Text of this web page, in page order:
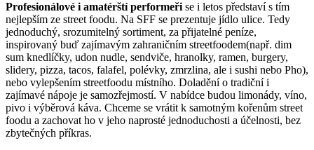
Profesionálové i amatérštíperformeři se i letos představí s tím
nejlepším ze street foodu. Na SFF se prezentuje jídlo ulice. Tedy
jednoduchý, srozumitelný sortiment, za přijatelné peníze,
inspirovaný buď zajímavým zahraničním streetfoodem(např. dim
sum knedlíčky, udon nudle, sendviče, hranolky, ramen, burgery,
slidery, pizza, tacos, falafel, polévky, zmrzlina, ale i sushi nebo Pho),
nebo vylepšením streetfoodu místního. Doladění o tradiční i
zajímavé nápoje je samozřejmostí. V nabídce budou limonády, víno,
pivo i výběrová káva. Chceme se vrátit k samotným kořenům street
foodu a zachovat ho v jeho naprosté jednoduchosti a účelnosti, bez
zbytečných příkras.